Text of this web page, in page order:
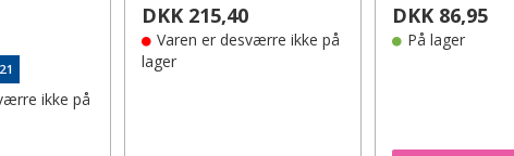
ikke på
DKK 215,40
Varen er desværre ikke på
lager
DKK 86,95
På lager